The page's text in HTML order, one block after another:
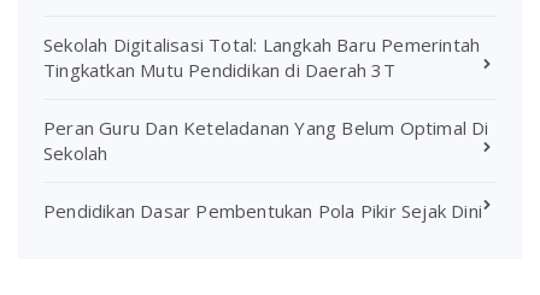
Sekolah Digitalisasi Total: Langkah Baru Pemerintah
Tingkatkan Mutu Pendidikan di Daerah 3T
Peran Guru Dan Keteladanan Yang Belum Optimal Di
Sekolah
Pendidikan Dasar Pembentukan Pola Pikir Sejak Dini